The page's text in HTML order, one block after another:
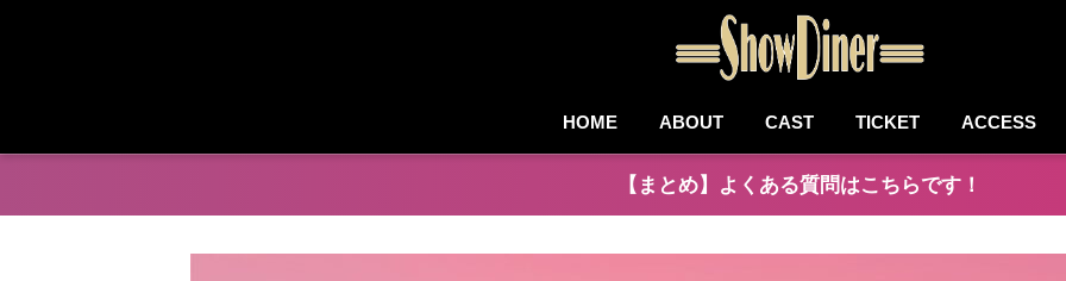
HOME ABOUT CAST TICKET ACCESS
【まとめ】よくある質問はこちらです！